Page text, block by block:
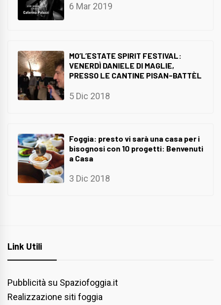
6 Mar 2019
MO’L’ESTATE SPIRIT FESTIVAL:
VENERDÌ DANIELE DI MAGLIE,
PRESSO LE CANTINE PISAN-BATTÈL
5 Dic 2018
Foggia: presto vi sarà una casa per i
bisognosi con 10 progetti: Benvenuti
a Casa
3 Dic 2018
Link Utili
Pubblicità su Spaziofoggia.it
Realizzazione siti foggia